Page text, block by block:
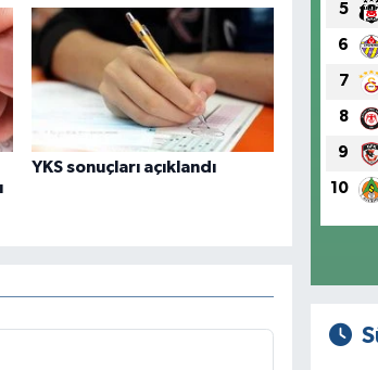
YKS sonuçları açıklandı
5
6
7
8
9
10